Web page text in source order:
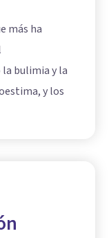
más ha
bulimia y la
y los